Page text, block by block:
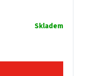
Skladem